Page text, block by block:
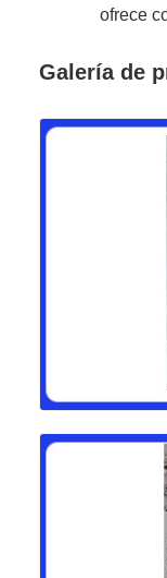
ofrece
Galería de